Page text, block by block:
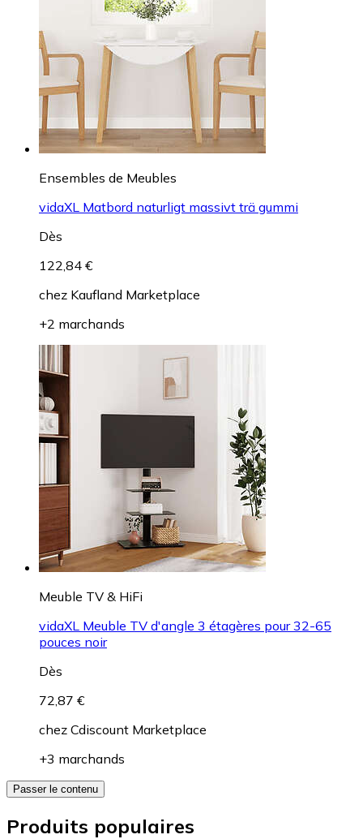
Ensembles de Meubles
vidaXL Matbord naturligt massivt trä gummi
Dès
122,84 €
chez Kaufland Marketplace
+2 marchands
Meuble TV & HiFi
vidaXL Meuble TV d'angle 3 étagères pour 32-65
pouces noir
Dès
72,87 €
chez Cdiscount Marketplace
+3 marchands
Passer le contenu
Produits populaires